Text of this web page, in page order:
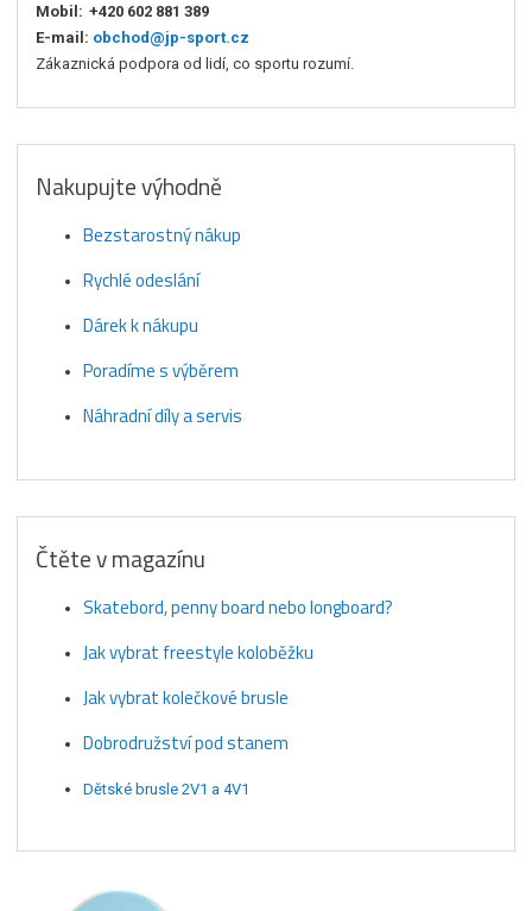
Mobil: +420 602 881 389
E-mail: obchod@jp-sport.cz
Zákaznická podpora od lidí, co sportu rozumí.
Nakupujte výhodně
Bezstarostný nákup
Rychlé odeslání
Dárek k nákupu
Poradíme s výběrem
Náhradní díly a servis
Čtěte v magazínu
Skatebord, penny board nebo longboard?
Jak vybrat freestyle koloběžku
Jak vybrat kolečkové brusle
Dobrodružství pod stanem
Dětské brusle 2V1 a 4V1